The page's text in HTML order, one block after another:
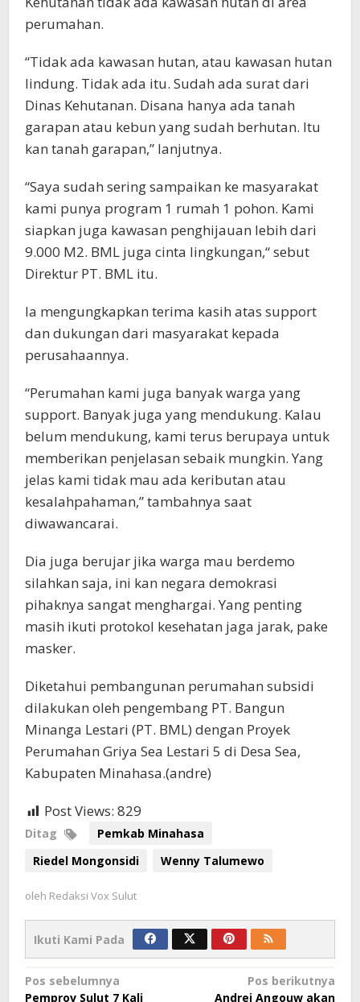
perumahan.
“Tidak ada kawasan hutan, atau kawasan hutan
lindung. Tidak ada itu. Sudah ada surat dari
Dinas Kehutanan. Disana hanya ada tanah
garapan atau kebun yang sudah berhutan. Itu
kan tanah garapan,” lanjutnya.
“Saya sudah sering sampaikan ke masyarakat
kami punya program 1 rumah 1 pohon. Kami
siapkan juga kawasan penghijauan lebih dari
9.000 M2. BML juga cinta lingkungan,“ sebut
Direktur PT. BML itu.
Ia mengungkapkan terima kasih atas support
dan dukungan dari masyarakat kepada
perusahaannya.
“Perumahan kami juga banyak warga yang
support. Banyak juga yang mendukung. Kalau
belum mendukung, kami terus berupaya untuk
memberikan penjelasan sebaik mungkin. Yang
jelas kami tidak mau ada keributan atau
kesalahpahaman,” tambahnya saat
diwawancarai.
Dia juga berujar jika warga mau berdemo
silahkan saja, ini kan negara demokrasi
pihaknya sangat menghargai. Yang penting
masih ikuti protokol kesehatan jaga jarak, pake
masker.
Diketahui pembangunan perumahan subsidi
dilakukan oleh pengembang PT. Bangun
Minanga Lestari (PT. BML) dengan Proyek
Perumahan Griya Sea Lestari 5 di Desa Sea,
Kabupaten Minahasa.(andre)
Post Views: 829
Ditag
Pemkab Minahasa
Riedel Mongonsidi
Wenny Talumewo
oleh Redaksi Vox Sulut
Ikuti Kami Pada
Navigasi
Pos sebelumnya
Pemprov Sulut 7 Kali
Pos berikutnya
Andrei Angouw akan